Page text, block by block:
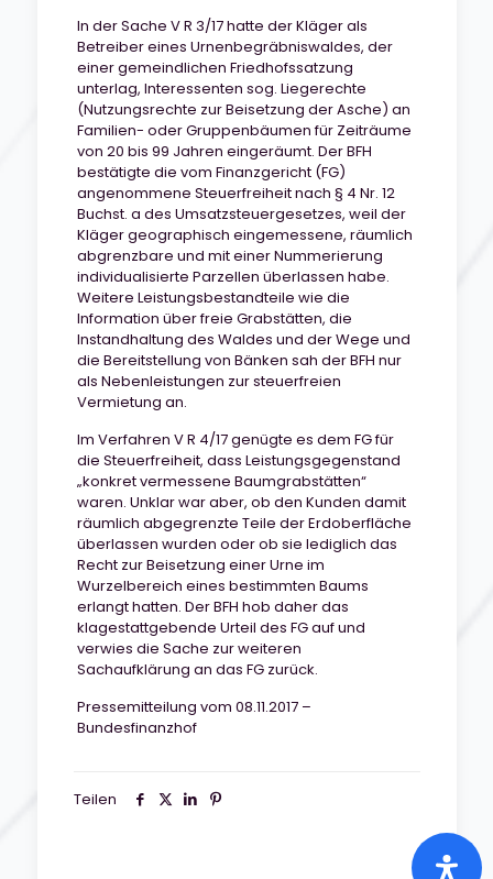
In der Sache V R 3/17 hatte der Kläger als
Betreiber eines Urnenbegräbniswaldes, der
einer gemeindlichen Friedhofssatzung
unterlag, Interessenten sog. Liegerechte
(Nutzungsrechte zur Beisetzung der Asche) an
Familien- oder Gruppenbäumen für Zeiträume
von 20 bis 99 Jahren eingeräumt. Der BFH
bestätigte die vom Finanzgericht (FG)
angenommene Steuerfreiheit nach § 4 Nr. 12
Buchst. a des Umsatzsteuergesetzes, weil der
Kläger geographisch eingemessene, räumlich
abgrenzbare und mit einer Nummerierung
individualisierte Parzellen überlassen habe.
Weitere Leistungsbestandteile wie die
Information über freie Grabstätten, die
Instandhaltung des Waldes und der Wege und
die Bereitstellung von Bänken sah der BFH nur
als Nebenleistungen zur steuerfreien
Vermietung an.
Im Verfahren V R 4/17 genügte es dem FG für
die Steuerfreiheit, dass Leistungsgegenstand
„konkret vermessene Baumgrabstätten“
waren. Unklar war aber, ob den Kunden damit
räumlich abgegrenzte Teile der Erdoberfläche
überlassen wurden oder ob sie lediglich das
Recht zur Beisetzung einer Urne im
Wurzelbereich eines bestimmten Baums
erlangt hatten. Der BFH hob daher das
klagestattgebende Urteil des FG auf und
verwies die Sache zur weiteren
Sachaufklärung an das FG zurück.
Pressemitteilung vom 08.11.2017 –
Bundesfinanzhof
Teilen